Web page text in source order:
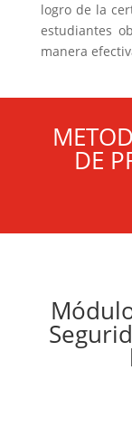
logro de la
estudiantes
manera
DE